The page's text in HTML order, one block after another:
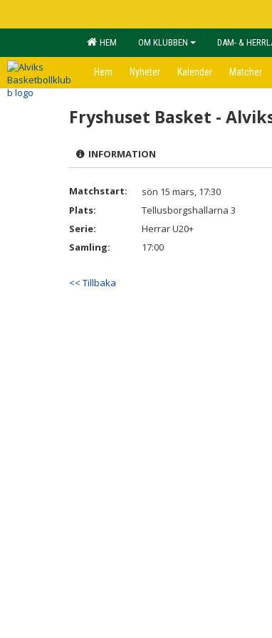
HEM OM KLUBBEN DAM- &
Hem Nyheter Kalender Matcher
Fryshuset Basket -
INFORMATION
Matchstart:
sön 15 mars, 17:30
Plats:
Tellusborgshallarna 3
Serie:
Herrar U20+
Samling:
17:00
<< Tillbaka